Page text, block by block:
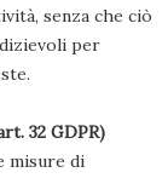
senza che ciò
per
32 GDPR)
misure di